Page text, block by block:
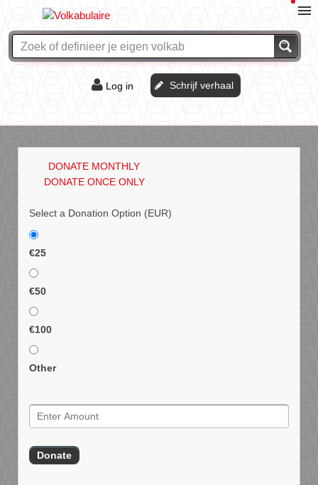
Log in Schrijf verhaal
DONATE MONTHLY
DONATE ONCE ONLY
Select a Donation Option (EUR)
€25
€50
€100
Other